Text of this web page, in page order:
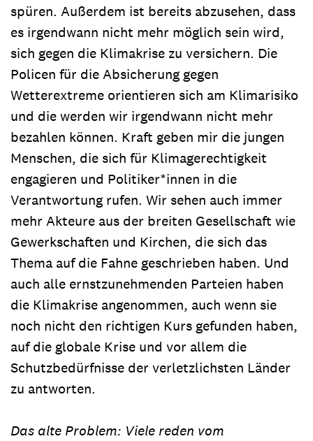
spüren. Außerdem ist bereits abzusehen, dass
es irgendwann nicht mehr möglich sein wird,
sich gegen die Klimakrise zu versichern. Die
Policen für die Absicherung gegen
Wetterextreme orientieren sich am Klimarisiko
und die werden wir irgendwann nicht mehr
bezahlen können. Kraft geben mir die jungen
Menschen, die sich für Klimagerechtigkeit
engagieren und Politiker*innen in die
Verantwortung rufen. Wir sehen auch immer
mehr Akteure aus der breiten Gesellschaft wie
Gewerkschaften und Kirchen, die sich das
Thema auf die Fahne geschrieben haben. Und
auch alle ernstzunehmenden Parteien haben
die Klimakrise angenommen, auch wenn sie
noch nicht den richtigen Kurs gefunden haben,
auf die globale Krise und vor allem die
Schutzbedürfnisse der verletzlichsten Länder
zu antworten.
Das alte Problem: Viele reden vom